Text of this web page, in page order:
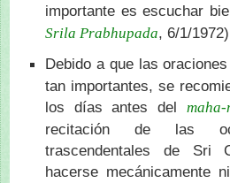
importante es escuchar
Srila Prabhupada, 6/1/1972)
Debido a que las
tan importantes, se
los días antes del
recitación de las
trascendentales de Sri
hacerse mecánicamente